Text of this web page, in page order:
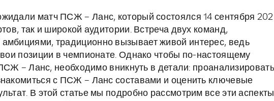
матч ПСЖ – Ланс, который состоялся 14 сентября
так и широкой аудитории. Встреча двух команд,
традиционно вызывает живой интерес, ведь
позиции в чемпионате. Однако чтобы по-настоящему
– Ланс, необходимо вникнуть в детали: проанализировать
с ПСЖ – Ланс составами и оценить ключевые
В этой статье мы подробно рассмотрим все эти